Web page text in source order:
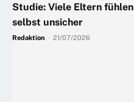
Studie: Viele Eltern
selbst unsicher
Redaktion 21/07/2026